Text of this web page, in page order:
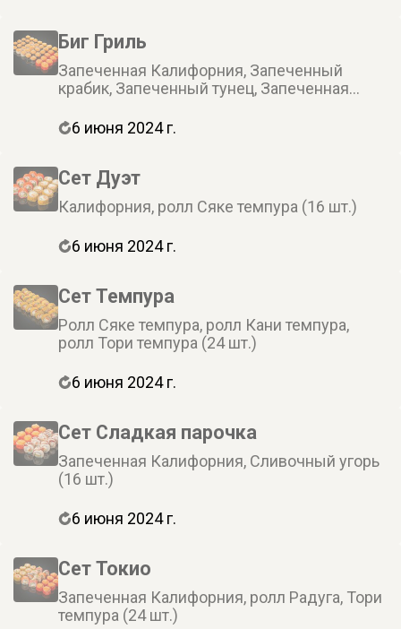
Биг Гриль
Запеченная Калифорния, Запеченный
крабик, Запеченный тунец, Запеченная
6 июня 2024 г.
Сет Дуэт
Калифорния, ролл Сяке темпура (16 шт.)
6 июня 2024 г.
Сет Темпура
Ролл Сяке темпура, ролл Кани темпура,
ролл Тори темпура (24 шт.)
6 июня 2024 г.
Сет Сладкая парочка
Запеченная Калифорния, Сливочный угорь
(16 шт.)
6 июня 2024 г.
Сет Токио
Запеченная Калифорния, ролл Радуга, Тори
темпура (24 шт.)